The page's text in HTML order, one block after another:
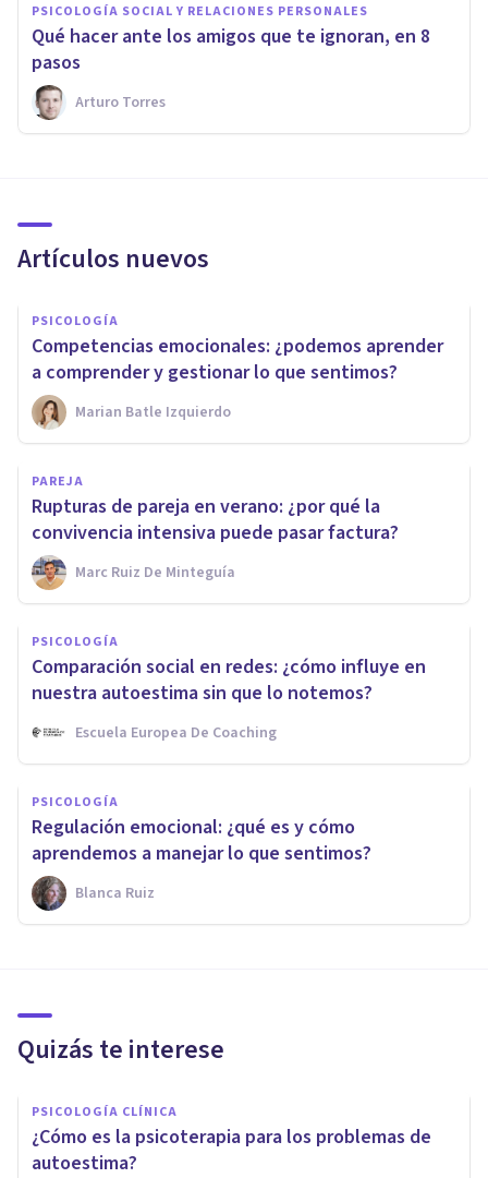
PSICOLOGÍA SOCIAL Y RELACIONES PERSONALES
Qué hacer ante los amigos que te ignoran, en 8
pasos
Arturo Torres
Artículos nuevos
PSICOLOGÍA
Competencias emocionales: ¿podemos aprender
a comprender y gestionar lo que sentimos?
Marian Batle Izquierdo
PAREJA
Rupturas de pareja en verano: ¿por qué la
convivencia intensiva puede pasar factura?
Marc Ruiz De Minteguía
PSICOLOGÍA
Comparación social en redes: ¿cómo influye en
nuestra autoestima sin que lo notemos?
Escuela Europea De Coaching
PSICOLOGÍA
Regulación emocional: ¿qué es y cómo
aprendemos a manejar lo que sentimos?
Blanca Ruiz
Quizás te interese
PSICOLOGÍA CLÍNICA
¿Cómo es la psicoterapia para los problemas de
autoestima?